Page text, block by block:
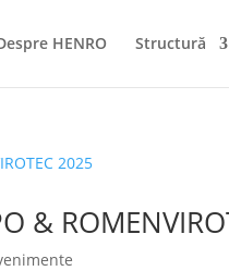
HENRO Structură
&